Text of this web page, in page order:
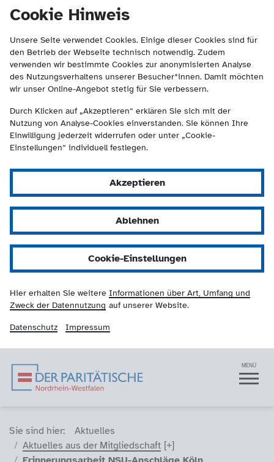
Cookie Hinweis
Unsere Seite verwendet Cookies. Einige dieser Cookies sind für
den Betrieb der Webseite technisch notwendig. Zudem
verwenden wir bestimmte Cookies zur anonymisierten Analyse
des Nutzungsverhaltens unserer Besucher*innen. Damit möchten
wir unser Online-Angebot stetig für Sie verbessern.
Durch Klicken auf „Akzeptieren“ erklären Sie sich mit der
Nutzung von Analyse-Cookies einverstanden. Sie können Ihre
Einwilligung jederzeit widerrufen oder unter „Cookie-
Einstellungen“ individuell festlegen.
Akzeptieren
Ablehnen
Cookie-Einstellungen
Hier erhalten Sie weitere Informationen über Art, Umfang und
Zweck der Datennutzung auf unserer Website.
Datenschutz Impressum
Der Paritätische NRW
springen
(Kontakt und Suche) springen.
Navigation MENÜ
Sie sind hier (Breadcrumb)
Sie sind hier:
Aktuelles
Aktuelles aus der Mitgliedschaft